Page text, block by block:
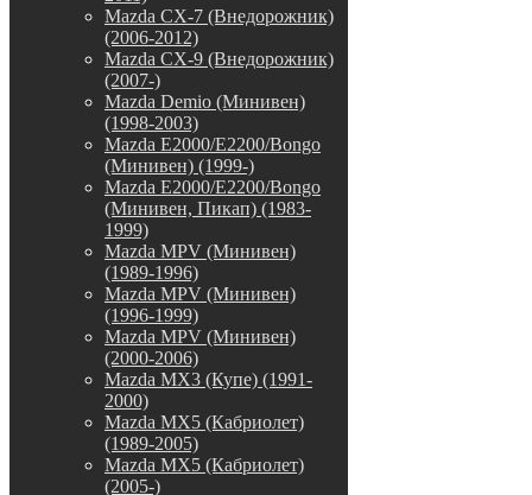
Mazda CX-7 (Внедорожник)
(2006-2012)
Mazda CX-9 (Внедорожник)
(2007-)
Mazda Demio (Минивен)
(1998-2003)
Mazda E2000/E2200/Bongo
(Минивен) (1999-)
Mazda E2000/E2200/Bongo
(Минивен, Пикап) (1983-
1999)
Mazda MPV (Минивен)
(1989-1996)
Mazda MPV (Минивен)
(1996-1999)
Mazda MPV (Минивен)
(2000-2006)
Mazda MX3 (Купе) (1991-
2000)
Mazda MX5 (Кабриолет)
(1989-2005)
Mazda MX5 (Кабриолет)
(2005-)